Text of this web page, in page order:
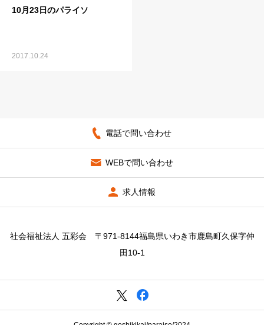
10月23日のパライソ
2017.10.24
電話で問い合わせ
WEBで問い合わせ
求人情報
社会福祉法人 五彩会 〒971-8144福島県いわき市鹿島町久保字仲
田10-1